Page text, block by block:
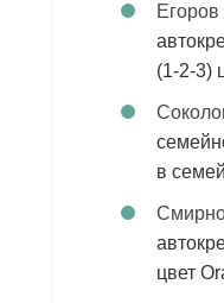
Егоров
(1-2-3)
в
цвет